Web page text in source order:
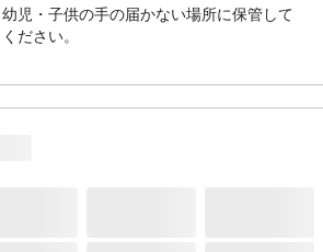
幼児・子供の手の届かない場所に保管して
ください。
与えないでください。